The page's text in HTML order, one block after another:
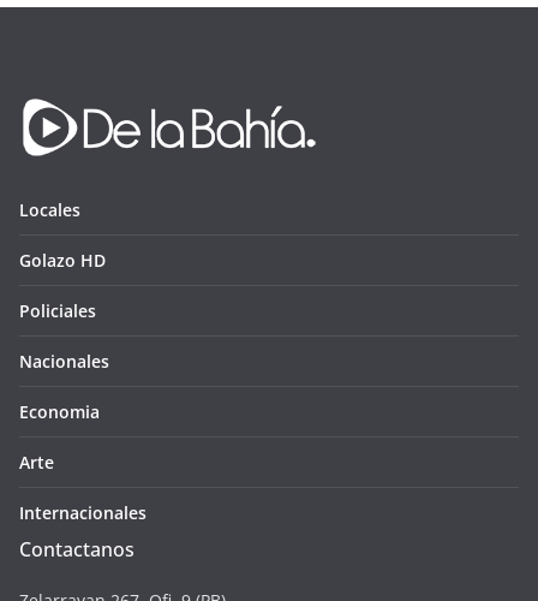
Locales
Golazo HD
Policiales
Nacionales
Economia
Arte
Internacionales
Contactanos